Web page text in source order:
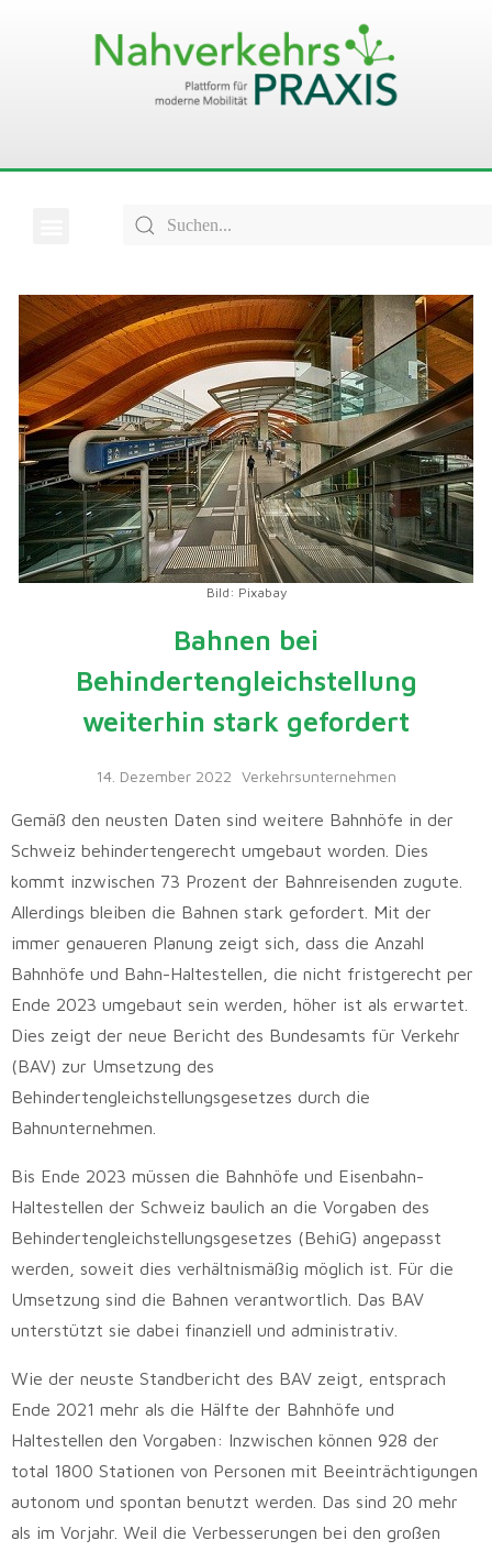
Bild: Pixabay
Bahnen bei
Behindertengleichstellung
weiterhin stark gefordert
14. Dezember 2022 Verkehrsunternehmen
Gemäß den neusten Daten sind weitere Bahnhöfe in der
Schweiz behindertengerecht umgebaut worden. Dies
kommt inzwischen 73 Prozent der Bahnreisenden zugute.
Allerdings bleiben die Bahnen stark gefordert. Mit der
immer genaueren Planung zeigt sich, dass die Anzahl
Bahnhöfe und Bahn-Haltestellen, die nicht fristgerecht per
Ende 2023 umgebaut sein werden, höher ist als erwartet.
Dies zeigt der neue Bericht des Bundesamts für Verkehr
(BAV) zur Umsetzung des
Behindertengleichstellungsgesetzes durch die
Bahnunternehmen.
Bis Ende 2023 müssen die Bahnhöfe und Eisenbahn-
Haltestellen der Schweiz baulich an die Vorgaben des
Behindertengleichstellungsgesetzes (BehiG) angepasst
werden, soweit dies verhältnismäßig möglich ist. Für die
Umsetzung sind die Bahnen verantwortlich. Das BAV
unterstützt sie dabei finanziell und administrativ.
Wie der neuste Standbericht des BAV zeigt, entsprach
Ende 2021 mehr als die Hälfte der Bahnhöfe und
Haltestellen den Vorgaben: Inzwischen können 928 der
total 1800 Stationen von Personen mit Beeinträchtigungen
autonom und spontan benutzt werden. Das sind 20 mehr
als im Vorjahr. Weil die Verbesserungen bei den großen